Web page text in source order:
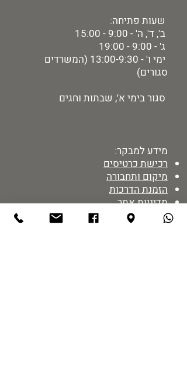
שעות פתיחה:
ב', ד', ה' - 9:00 - 15:00
ג' - 9:00 - 19:00
ימי ו' - 13:00-9:30 (המשרדים
סגורים)
סגור בימי א', שבתות וחגים
מידע למבקר:
רכישת כרטיסים
מיקום ותחבורה
הזמנת הדרכות
מדיניות אתר
נגישות